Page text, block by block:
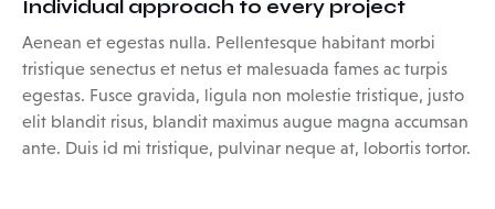
Individual approach to every project
Aenean et egestas nulla. Pellentesque habitant morbi
tristique senectus et netus et malesuada fames ac turpis
egestas. Fusce gravida, ligula non molestie tristique, justo
elit blandit risus, blandit maximus augue magna accumsan
ante. Duis id mi tristique, pulvinar neque at, lobortis tortor.